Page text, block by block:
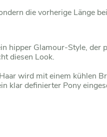
die vorherige Länge
hipper Glamour-Style, der
diesen Look.
wird mit einem kühlen
klar definierter Pony